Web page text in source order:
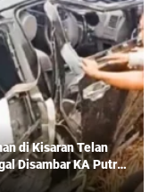
di Kisaran Telan
Disambar KA Putri